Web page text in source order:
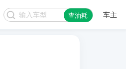
查油耗 车主